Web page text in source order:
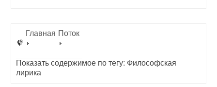
Главная Поток
Показать содержимое по тегу: Философская
лирика